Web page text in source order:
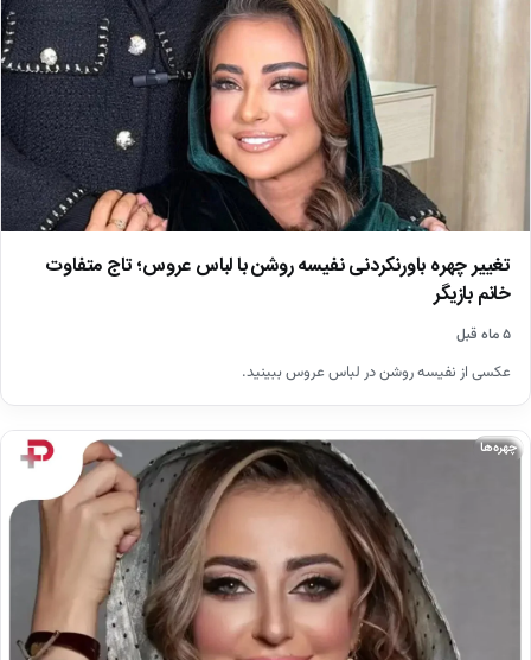
تغییر چهره باورنکردنی نفیسه روشن با لباس عروس؛ تاج متفاوت
خانم بازیگر
۵ ماه قبل
عکسی از نفیسه روشن در لباس عروس ببینید.
چهره‌ها